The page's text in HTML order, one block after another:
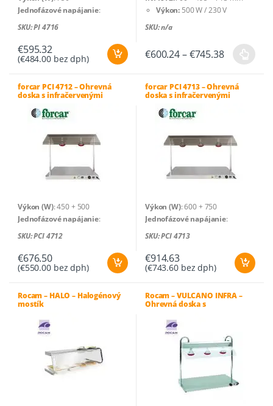
Jednofázové napájanie:
230V/50-60Hz
Počet lámp
Rozmery zariadenia (cm)
: 127 x
Hrubá hmotnosť (kg): 17
Čistá hmotnosť (kg): 15
SKU: PI 4716
€595.32
(€484.00bez dph)
Výkon: 500 W / 230 V
Kapacita:
Výkon: 750 W / 230 V
SKU: n/a
€600.24–€745.38Price
range:
through
€745.38
Tento
má
variantov.
vybrať
produktu.
forcar PCI 4712 – Ohrevná
doska s infračervenými
Výkon (W): 450 + 500
Jednofázové napájanie:
230V/50-60Hz
Rozmery zariadenia (cm)
: 85 x
64 x 80 (v)
Čistá hmotnosť (kg): 19
SKU: PCI 4712
€676.50
(€550.00bez dph)
forcar PCI 4713 – Ohrevná
doska s infračervenými
Výkon (W): 600 + 750
Jednofázové napájanie:
230V/50-60Hz
Rozmery zariadenia (cm)
: 127 x
68 x 80 (v)
Čistá hmotnosť (kg) : 28
SKU: PCI 4713
€914.63
(€743.60bez dph)
Rocam – HALO – Halogénový
mostík
Rocam – VULCANO INFRA –
Ohrevná doska s